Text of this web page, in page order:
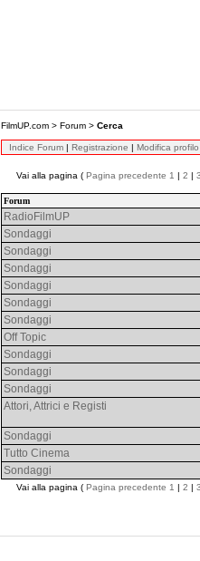
FilmUP.com > Forum > Cerca
Indice Forum | Registrazione | Modifica
Vai alla pagina ( Pagina precedente 1 | 2 | 3
Forum
RadioFilmUP
Sondaggi
Sondaggi
Sondaggi
Sondaggi
Sondaggi
Sondaggi
Off Topic
Sondaggi
Sondaggi
Sondaggi
Attori, Attrici e Registi
Sondaggi
Tutto Cinema
Sondaggi
Vai alla pagina ( Pagina precedente 1 | 2 | 3